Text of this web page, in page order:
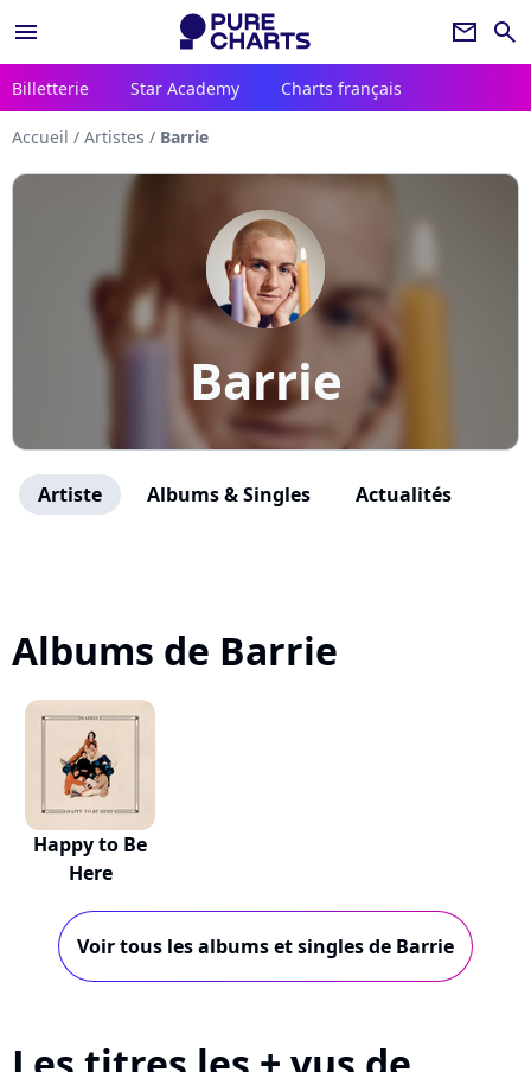
menu newsletter search
Billetterie Star Academy Charts français
Accueil / Artistes / Barrie
Barrie
Artiste Albums & Singles Actualités
Albums de Barrie
Happy to Be
Here
Voir tous les albums et singles de Barrie